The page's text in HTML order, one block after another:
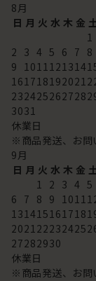
8月
日 月 火 水 木 金
1
2 3 4 5 6 7 8
9 1011121314
161718192021
232425262728
3031
休業日
※商品発送、お問
9月
日 月 火 水 木 金
1 2 3 4 5
6 7 8 9 1011
131415161718
202122232425
27282930
休業日
※商品発送、お問